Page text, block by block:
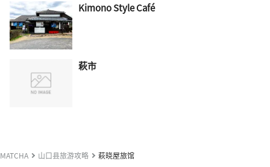
Kimono Style Café
萩市
MATCHA 山口县旅游攻略 萩晓屋旅馆